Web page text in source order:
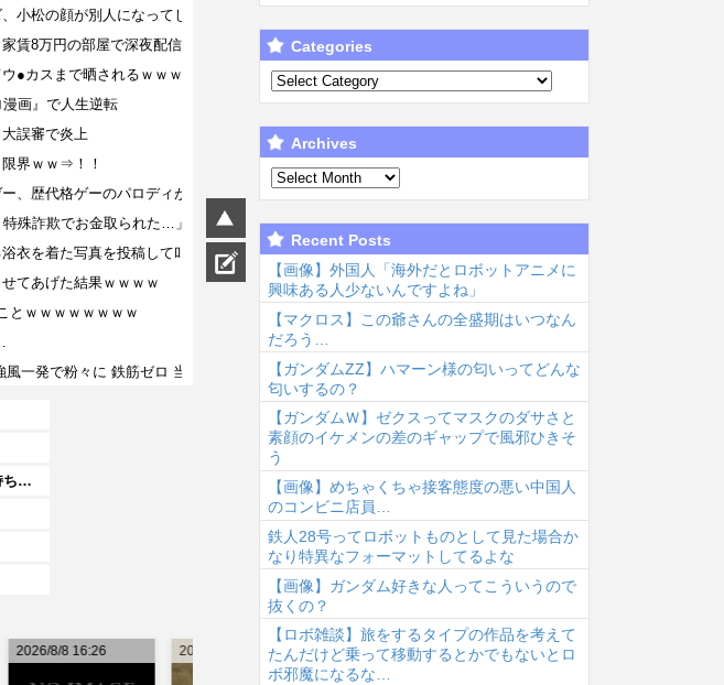
【悲報】ゲーム配信者さん、家賃8万円の部屋で深夜配信→管理会社から厳重注意されてお気持ち表明ｗｗｗ
2026/8/8 16:07 2026/8/8 15:27 2026/8/8 15:25 2026/8/8 15:06
Categories
Archives
Recent Posts
【画像】外国人「海外だとロボットアニメに
興味ある人少ないんですよね」
【マクロス】この爺さんの全盛期はいつなん
だろう…
【ガンダムΖΖ】ハマーン様の匂いってどんな
匂いするの？
【ガンダムＷ】ゼクスってマスクのダサさと
素顔のイケメンの差のギャップで風邪ひきそ
う
【画像】めちゃくちゃ接客態度の悪い中国人
のコンビニ店員…
鉄人28号ってロボットものとして見た場合か
なり特異なフォーマットしてるよな
【画像】ガンダム好きな人ってこういうので
抜くの？
【ロボ雑談】旅をするタイプの作品を考えて
たんだけど乗って移動するとかでもないとロ
ボ邪魔になるな…